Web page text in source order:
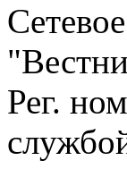
Рег.